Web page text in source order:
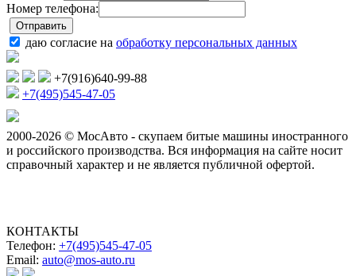
Номер телефона:
даю согласие на обработку персональных данных
+7(916)640-99-88
+7(495)545-47-05
2000-2026 © МосАвто - скупаем битые машины иностранного
и российского производства. Вся информация на сайте носит
справочный характер и не является публичной офертой.
КОНТАКТЫ
Телефон: +7(495)545-47-05
Email: auto@mos-auto.ru